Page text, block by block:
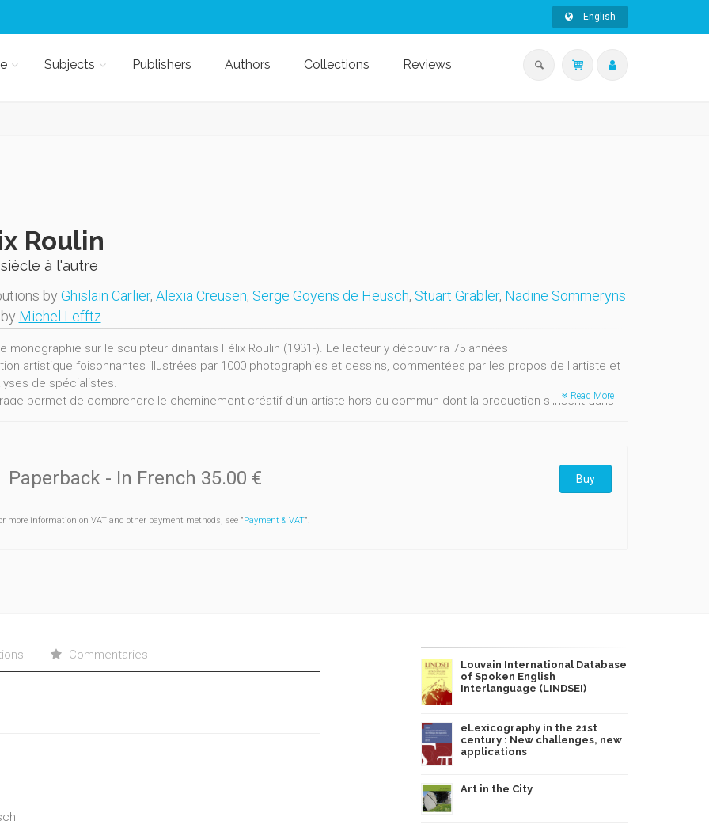
English
Subjects Publishers Authors Collections Reviews
Roulin
siècle à l'autre
by Ghislain Carlier, Alexia Creusen, Serge Goyens de Heusch, Stuart Grabler, Nadine Sommeryns
Michel Lefftz
monographie sur le sculpteur dinantais Félix Roulin (1931-). Le lecteur y découvrira 75 années
artistique foisonnantes illustrées par 1000 photographies et dessins, commentées par les propos de l'artiste et
de spécialistes.
permet de comprendre le cheminement créatif d’un artiste hors du commun dont la production s’inscrit dans
Read More
Paperback - In French 35.00 € Buy
more information on VAT and other payment methods, see "Payment & VAT".
Commentaries
Louvain International Database
of Spoken English
Interlanguage (LINDSEI)
eLexicography in the 21st
century : New challenges, new
applications
Art in the City